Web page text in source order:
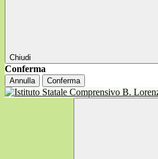
Chiudi
Conferma
Annulla Conferma